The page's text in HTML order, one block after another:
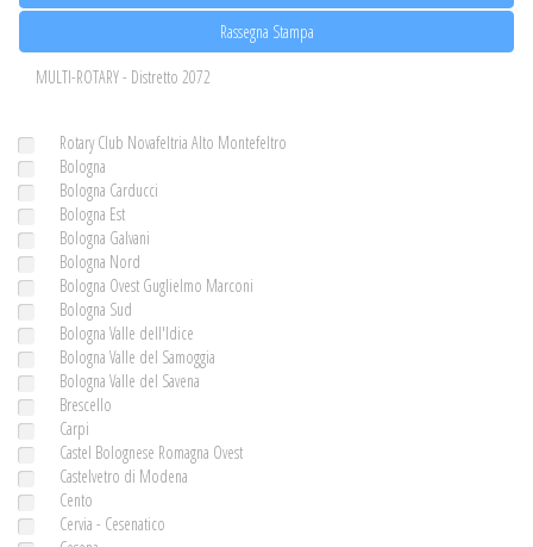
Rassegna Stampa
MULTI-ROTARY - Distretto 2072
Rotary Club Novafeltria Alto Montefeltro
Bologna
Bologna Carducci
Bologna Est
Bologna Galvani
Bologna Nord
Bologna Ovest Guglielmo Marconi
Bologna Sud
Bologna Valle dell'Idice
Bologna Valle del Samoggia
Bologna Valle del Savena
Brescello
Carpi
Castel Bolognese Romagna Ovest
Castelvetro di Modena
Cento
Cervia - Cesenatico